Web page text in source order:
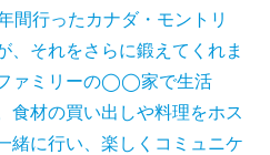
間行ったカナダ・モントリ
、それをさらに鍛えてくれま
ァミリーの◯◯家で生活
食材の買い出しや料理をホス
緒に行い、楽しくコミュニケ